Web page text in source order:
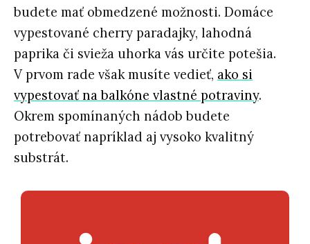
budete mať obmedzené možnosti. Domáce
vypestované cherry paradajky, lahodná
paprika či svieža uhorka vás určite potešia.
V prvom rade však musíte vedieť, ako si
vypestovať na balkóne vlastné potraviny.
Okrem spomínaných nádob budete
potrebovať napríklad aj vysoko kvalitný
substrát.